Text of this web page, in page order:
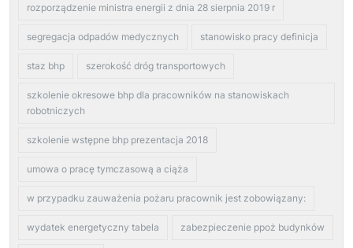
rozporządzenie ministra energii z dnia 28 sierpnia 2019 r
segregacja odpadów medycznych stanowisko pracy definicja
staz bhp szerokość dróg transportowych
szkolenie okresowe bhp dla pracowników na stanowiskach
robotniczych
szkolenie wstępne bhp prezentacja 2018
umowa o pracę tymczasową a ciąża
w przypadku zauważenia pożaru pracownik jest zobowiązany:
wydatek energetyczny tabela zabezpieczenie ppoż budynków